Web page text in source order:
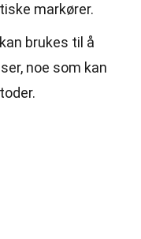
markører.
brukes til å
noe som kan